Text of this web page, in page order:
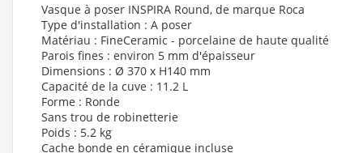
Vasque à poser INSPIRA Round, de marque Roca
Type d'installation : A poser
Matériau : FineCeramic - porcelaine de haute qualité
Parois fines : environ 5 mm d'épaisseur
Dimensions : Ø 370 x H140 mm
Capacité de la cuve : 11.2 L
Forme : Ronde
Sans trou de robinetterie
Poids : 5.2 kg
Cache bonde en céramique incluse